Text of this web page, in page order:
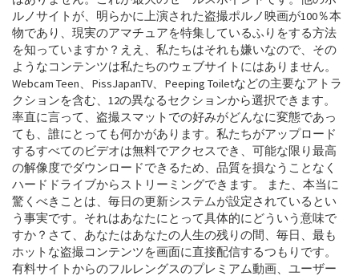
ルノサイトが、明らかに上演された盗撮ポルノ映画が100％本
物であり、現実のアマチュアを特集しているふりをする方法
を知っていますか？ええ、私たちはそれも嫌いなので、その
ようなコンテンツは私たちのウェブサイトにはありません。
Webcam Teen、PissJapanTV、Peeping Toiletなどの主要なアトラ
クションを含む、12の異なるセクションから選択できます。
率直に言って、盗撮スマットでの好みがどんなに変態であっ
ても、誰にとっても何かがあります。私たちがアップロード
するすべてのビデオは無料でアクセスでき、可能な限り最高
の解像度でダウンロードできるため、品質を損なうことなく
ハードドライブからストリーミングできます。 また、本当に
驚くべきことは、毎日の更新システムが設定されているとい
う事実です。それはあなたにとって具体的にどういう意味で
すか？さて、あなたはあなたの人生の残りの間、毎日、最も
ホットな盗撮コンテンツを画面に直接配信するつもりです。
有料サイトからのフルレングスのプレミアム動画、ユーザー